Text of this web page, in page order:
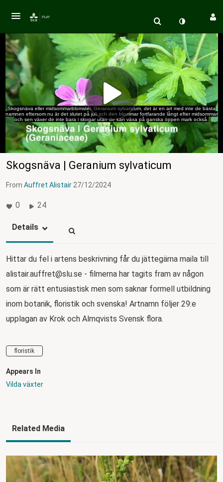
Skogsnäva eller midsommarblomster, Geranium sylvaticum, det är en art med inte de bästa
namnen eftersom nu är det slutet på juli och den blommar fortfarande långt efter midsommar
och sen växer de inte bara i skogar utan de kan växa på ganska öppen mark också.
Skogsnäva | Geranium sylvaticum
From Auffret Alistair 27/12/2024
0 24
Details
Hittar du fel i artens beskrivning får du jättegärna maila till
alistair.auffret@slu.se - filmerna har tagits fram av någon
som är rätt entusiastisk men som saknar formell utbildning
inom botanik, floristik och svenska! Artnamn följer 29:e
upplagan av Krok och Almqvists Svensk flora.
floristik
Appears In
Vilda växter
Related Media